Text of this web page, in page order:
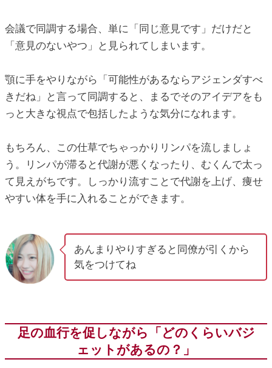
会議で同調する場合、単に「同じ意見です」だけだと
「意見のないやつ」と見られてしまいます。
顎に手をやりながら「可能性があるならアジェンダすべ
きだね」と言って同調すると、まるでそのアイデアをも
っと大きな視点で包括したような気分になれます。
もちろん、この仕草でちゃっかりリンパを流しましょ
う。リンパが滞ると代謝が悪くなったり、むくんで太っ
て見えがちです。しっかり流すことで代謝を上げ、痩せ
やすい体を手に入れることができます。
あんまりやりすぎると同僚が引くから
気をつけてね
足の血行を促しながら「どのくらいバジ
ェットがあるの？」